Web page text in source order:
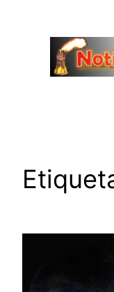
contenido